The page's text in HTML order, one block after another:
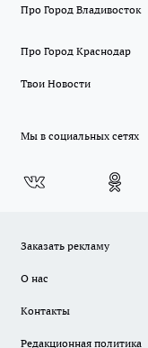
Про Город Владивосток
Про Город Краснодар
Твои Новости
Мы в социальных сетях
Заказать рекламу
О нас
Контакты
Редакционная политика